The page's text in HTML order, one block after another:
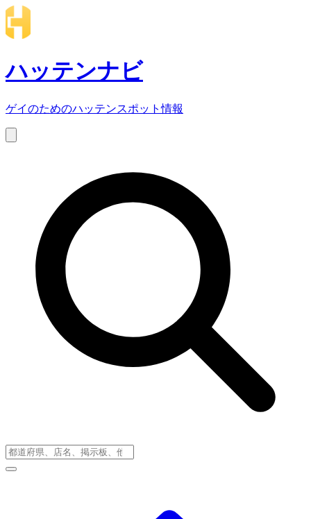
ハッテンナビ
ゲイのためのハッテンスポット情報